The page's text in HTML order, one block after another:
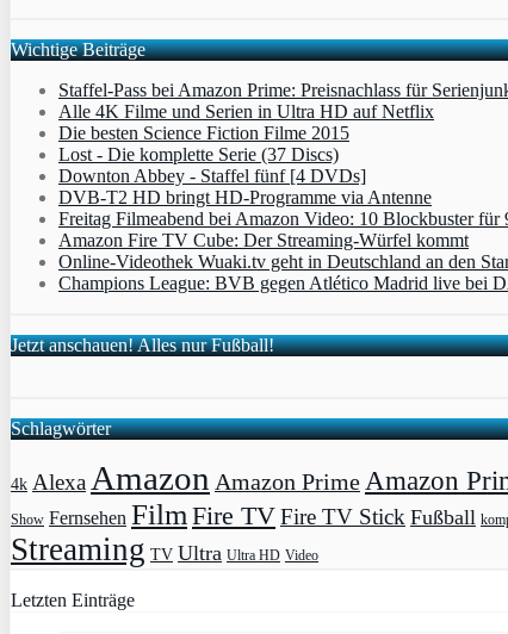
Wichtige Beiträge
Staffel-Pass bei Amazon Prime: Preisnachlass für
Alle 4K Filme und Serien in Ultra HD auf Netflix
Die besten Science Fiction Filme 2015
Lost - Die komplette Serie (37 Discs)
Downton Abbey - Staffel fünf [4 DVDs]
DVB-T2 HD bringt HD-Programme via Antenne
Freitag Filmeabend bei Amazon Video: 10 Blockbuster für
Amazon Fire TV Cube: Der Streaming-Würfel kommt
Online-Videothek Wuaki.tv geht in Deutschland an den
Champions League: BVB gegen Atlético Madrid live bei
Jetzt anschauen! Alles nur Fußball!
Schlagwörter
4k AlexaAmazon Amazon PrimeAmazon
Show Fernsehen FilmFire TVFire TV Stick Fußball
Streaming TV Ultra Ultra HD Video
Letzten Einträge